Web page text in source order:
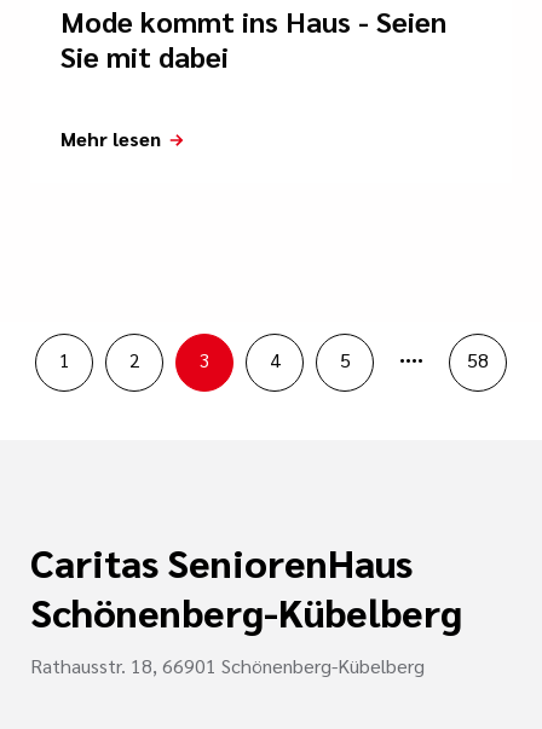
Mode kommt ins Haus - Seien
Sie mit dabei
Mehr lesen
1 2 3 4 5 .... 58
Caritas SeniorenHaus
Schönenberg-Kübelberg
Rathausstr. 18, 66901 Schönenberg-Kübelberg